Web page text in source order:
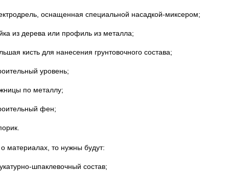
оснащенная специальной насадкой-миксером;
из дерева или профиль из металла;
кисть для нанесения грунтовочного состава;
уровень;
по металлу;
фен;
материалах, то нужны будут:
шпаклевочный состав;